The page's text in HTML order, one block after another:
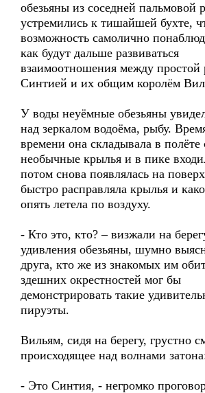
обезьяны из соседней пальмовой
устремились к тишайшей бухте,
возможность самолично
как будут дальше развиваться
взаимоотношения между простой
Синтией и их общим королём
У воды неуёмные обезьяны
над зеркалом водоёма, рыбу.
времени она складывала в полёте
необычные крылья и в пике
потом снова появлялась на
быстро расправляла крылья и
опять летела по воздуху.
- Кто это, кто? – визжали на
удивления обезьяны, шумно
друга, кто же из знакомых им
здешних окрестностей мог бы
демонстрировать такие
пируэты.
Вильям, сидя на берегу, грустно
происходящее над волнами
- Это Синтия, - негромко